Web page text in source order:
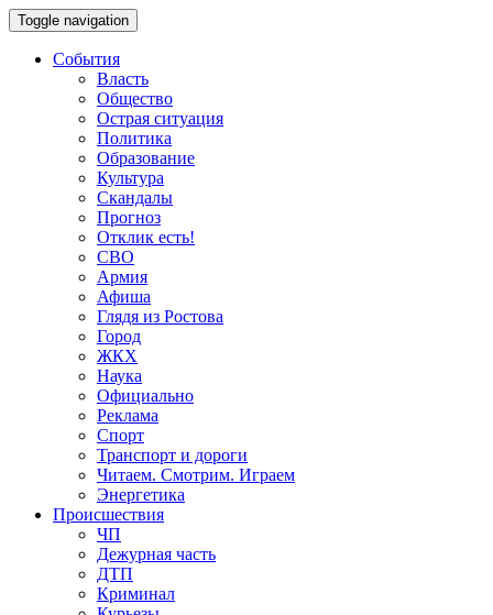
Toggle navigation
События
Власть
Общество
Острая ситуация
Политика
Образование
Культура
Скандалы
Прогноз
Отклик есть!
СВО
Армия
Афиша
Глядя из Ростова
Город
ЖКХ
Наука
Официально
Реклама
Спорт
Транспорт и дороги
Читаем. Смотрим. Играем
Энергетика
Происшествия
ЧП
Дежурная часть
ДТП
Криминал